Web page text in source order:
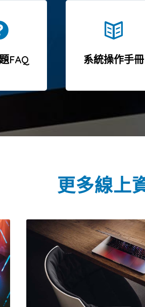
FAQ 系統操作手冊
更多線上